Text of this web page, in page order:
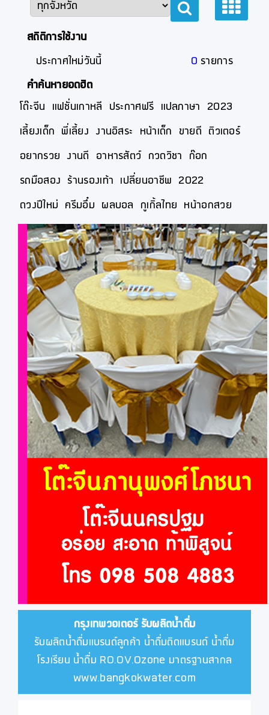
สถิติการใช้งาน
ประกาศใหม่วันนี้ 0 รายการ
คำค้นหายอดฮิต
โต๊ะจีน
แฟชั่นเกาหลี ประกาศฟรี แปลภาษา 2023
เลี้ยงเด็ก พี่เลี้ยง งานอิสระ หน้าเด็ก ขายดี ติวเตอร์
อยากรวย งานดี อาหารสัตว์ กวดวิชา ก๊อก
รถมือสอง ร้านรองเท้า เปลี่ยนอาชีพ 2022
ดวงปีใหม่ ครีมอึ๋ม ผลบอล กูเกิ้ลไทย หน้าอกสวย
กรุงเทพวอเตอร์ รับผลิตน้ำดื่ม
รับผลิตน้ำดื่มแบรนด์ลูกค้า น้ำดื่มติดแบรนด์ น้ำดื่ม
โรงเรียน น้ำดื่ม RO.OV.Ozone มาตรฐานสากล
www.bangkokwater.com